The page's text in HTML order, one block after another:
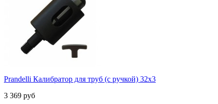
Prandelli Калибратор для труб (с ручкой) 32х3
3 369 руб